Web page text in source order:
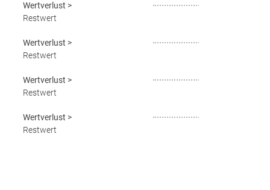
Wertverlust >
Restwert
Wertverlust >
Restwert
Wertverlust >
Restwert
Wertverlust >
Restwert